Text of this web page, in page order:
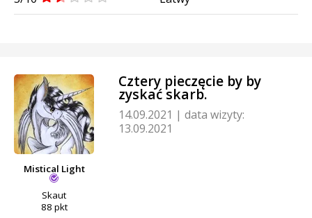
Mistical Light
Skaut
88 pkt
Cztery pieczęcie by by
zyskać skarb.
14.09.2021 | data wizyty:
13.09.2021